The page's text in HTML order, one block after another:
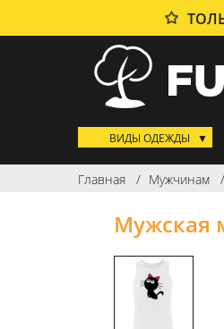
ВИДЫ ОДЕЖДЫ
Главная Мужчинам
Мужская